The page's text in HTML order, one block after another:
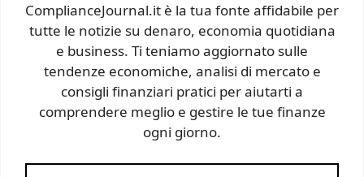
ComplianceJournal.it è la tua fonte affidabile per
tutte le notizie su denaro, economia quotidiana
e business. Ti teniamo aggiornato sulle
tendenze economiche, analisi di mercato e
consigli finanziari pratici per aiutarti a
comprendere meglio e gestire le tue finanze
ogni giorno.